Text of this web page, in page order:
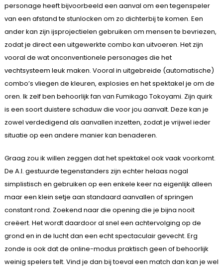
personage heeft bijvoorbeeld een aanval om een tegenspeler
van een afstand te stunlocken om zo dichterbij te komen. Een
ander kan zijn ijsprojectielen gebruiken om mensen te bevriezen,
zodat je direct een uitgewerkte combo kan uitvoeren. Het zijn
vooral de wat onconventionele personages die het
vechtsysteem leuk maken. Vooral in uitgebreide (automatische)
combo’s vliegen de kleuren, explosies en het spektakel je om de
oren. Ik zelf ben behoorlijk fan van Fumikago Tokoyami. Zijn quirk
is een soort duistere schaduw die voor jou aanvalt. Deze kan je
zowel verdedigend als aanvallen inzetten, zodat je vrijwel ieder
situatie op een andere manier kan benaderen.
Graag zou ik willen zeggen dat het spektakel ook vaak voorkomt.
De A.I. gestuurde tegenstanders zijn echter helaas nogal
simplistisch en gebruiken op een enkele keer na eigenlijk alleen
maar een klein setje aan standaard aanvallen of springen
constant rond. Zoekend naar die opening die je bijna nooit
creëert. Het wordt daardoor al snel een achtervolging op de
grond en in de lucht dan een echt spectaculair gevecht. Erg
zonde is ook dat de online-modus praktisch geen of behoorlijk
weinig spelers telt. Vind je dan bij toeval een match dan kan je wel